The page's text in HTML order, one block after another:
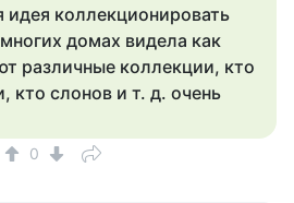
идея коллекционировать
домах видела как
различные коллекции, кто
кто слонов и т. д. очень
0